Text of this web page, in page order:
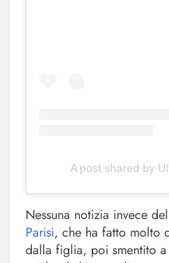
A post shared by
Nessuna notizia invece
Parisi, che ha fatto molto
dalla figlia, poi smentito